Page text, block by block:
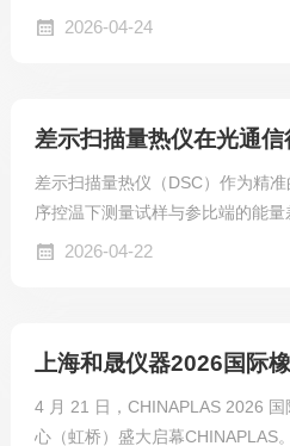
幕。本届展会以 “变革・协作・共
焦点。
2026-04-24
差示扫描量热仪在光通信
差示扫描量热仪（DSC）作为精
序控温下测量试样与参比端的能量
度渗透光通信行业全产业链，成为
2026-04-22
上海和晟仪器2026国际
4 月 21 日，CHINAPLAS 2026
心（虹桥）盛大启幕CHINAPLAS